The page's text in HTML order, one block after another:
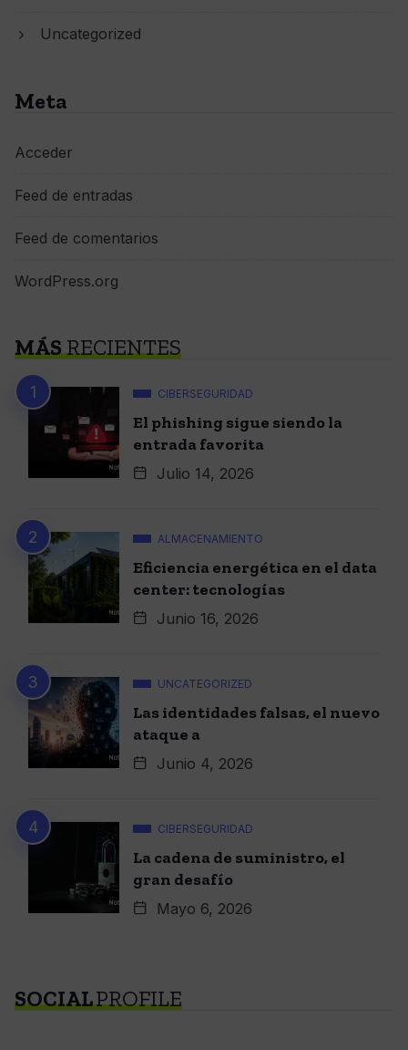
Uncategorized
Meta
Acceder
Feed de entradas
Feed de comentarios
WordPress.org
MÁSRECIENTES
CIBERSEGURIDAD
El phishing sigue siendo la
entrada favorita
Julio 14, 2026
ALMACENAMIENTO
Eficiencia energética en el data
center: tecnologías
Junio 16, 2026
UNCATEGORIZED
Las identidades falsas, el nuevo
ataque a
Junio 4, 2026
CIBERSEGURIDAD
La cadena de suministro, el
gran desafío
Mayo 6, 2026
SOCIALPROFILE